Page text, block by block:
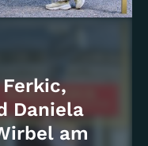
Daniela
am